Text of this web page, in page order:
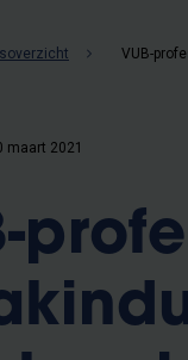
maart 2021